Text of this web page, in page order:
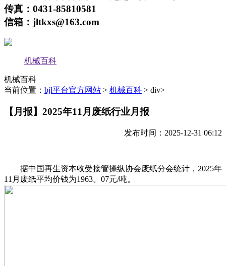
传真：0431-85810581
信箱：jltkxs@163.com
机械百科
机械百科
当前位置： bjl平台官方网站 > 机械百科 > div>
【月报】2025年11月废纸行业月报
发布时间：2025-12-31 06:12
据中国再生资本收受接管操纵协会废纸分会统计，2025年
11月废纸平均价钱为1963。07元/吨。